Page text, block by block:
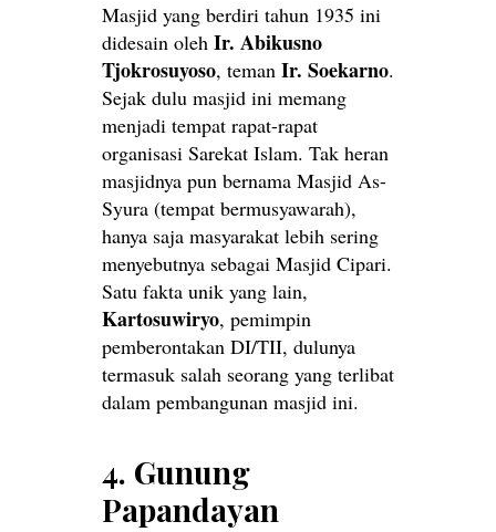
Masjid yang berdiri tahun 1935 ini
didesain oleh Ir. Abikusno
Tjokrosuyoso, teman Ir. Soekarno.
Sejak dulu masjid ini memang
menjadi tempat rapat-rapat
organisasi Sarekat Islam. Tak heran
masjidnya pun bernama Masjid As-
Syura (tempat bermusyawarah),
hanya saja masyarakat lebih sering
menyebutnya sebagai Masjid Cipari.
Satu fakta unik yang lain,
Kartosuwiryo, pemimpin
pemberontakan DI/TII, dulunya
termasuk salah seorang yang terlibat
dalam pembangunan masjid ini.
4. Gunung
Papandayan